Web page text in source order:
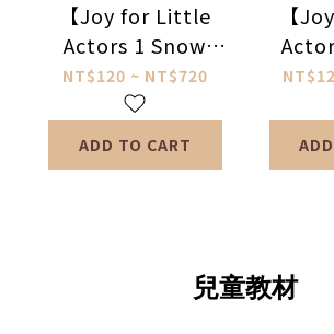
【Joy for Little
Actors 1 Snow
White】白雪公主
NT$120 ~ NT$720
ADD TO CART
【
與
兒童教材